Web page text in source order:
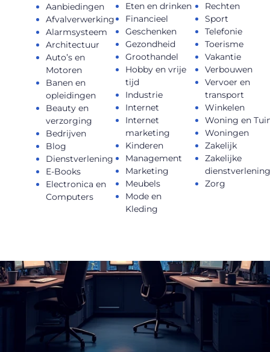
Aanbiedingen
Afvalverwerking
Alarmsysteem
Architectuur
Auto’s en
Motoren
Banen en
opleidingen
Beauty en
verzorging
Bedrijven
Blog
Dienstverlening
E-Books
Electronica en
Computers
Eten en drinken
Financieel
Geschenken
Gezondheid
Groothandel
Hobby en vrije
tijd
Industrie
Internet
Internet
marketing
Kinderen
Management
Marketing
Meubels
Mode en
Kleding
Rechten
Sport
Telefonie
Toerisme
Vakantie
Verbouwen
Vervoer en
transport
Winkelen
Woning en
Woningen
Zakelijk
Zakelijke
Zorg